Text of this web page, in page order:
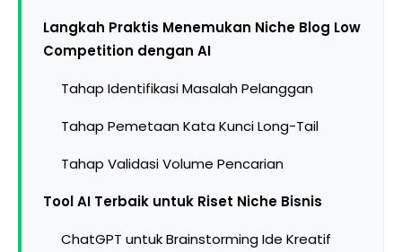
Langkah Praktis Menemukan Niche Blog Low
Competition dengan AI
Tahap Identifikasi Masalah Pelanggan
Tahap Pemetaan Kata Kunci Long-Tail
Tahap Validasi Volume Pencarian
Tool AI Terbaik untuk Riset Niche Bisnis
ChatGPT untuk Brainstorming Ide Kreatif